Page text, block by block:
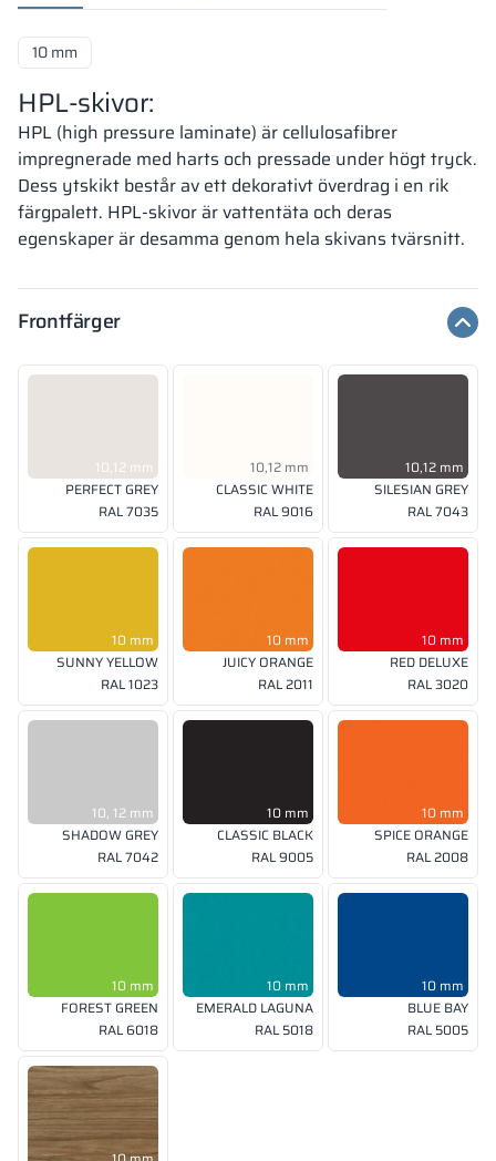
10 mm
HPL-skivor:
HPL (high pressure laminate) är cellulosafibrer
impregnerade med harts och pressade under högt tryck.
Dess ytskikt består av ett dekorativt överdrag i en rik
färgpalett. HPL-skivor är vattentäta och deras
egenskaper är desamma genom hela skivans tvärsnitt.
Frontfärger
10,12 mm
PERFECT GREY
RAL 7035
10,12 mm
CLASSIC WHITE
RAL 9016
10,12 mm
SILESIAN GREY
RAL 7043
10 mm
SUNNY YELLOW
RAL 1023
10 mm
JUICY ORANGE
RAL 2011
10 mm
RED DELUXE
RAL 3020
10, 12 mm
SHADOW GREY
RAL 7042
10 mm
CLASSIC BLACK
RAL 9005
10 mm
SPICE ORANGE
RAL 2008
10 mm
FOREST GREEN
RAL 6018
10 mm
EMERALD LAGUNA
RAL 5018
10 mm
BLUE BAY
RAL 5005